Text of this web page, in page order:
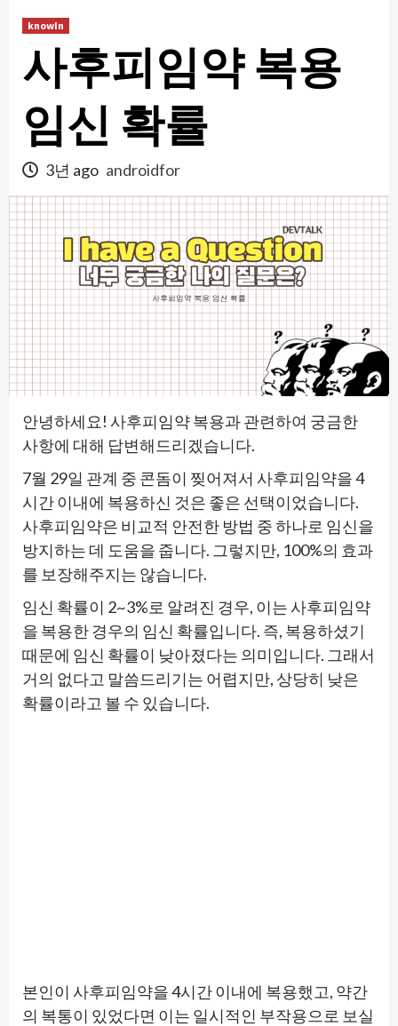
knowIn
사후피임약 복용
임신 확률
3년 ago androidfor
안녕하세요! 사후피임약 복용과 관련하여 궁금한
사항에 대해 답변해드리겠습니다.
7월 29일 관계 중 콘돔이 찢어져서 사후피임약을 4
시간 이내에 복용하신 것은 좋은 선택이었습니다.
사후피임약은 비교적 안전한 방법 중 하나로 임신을
방지하는 데 도움을 줍니다. 그렇지만, 100%의 효과
를 보장해주지는 않습니다.
임신 확률이 2~3%로 알려진 경우, 이는 사후피임약
을 복용한 경우의 임신 확률입니다. 즉, 복용하셨기
때문에 임신 확률이 낮아졌다는 의미입니다. 그래서
거의 없다고 말씀드리기는 어렵지만, 상당히 낮은
확률이라고 볼 수 있습니다.
본인이 사후피임약을 4시간 이내에 복용했고, 약간
의 복통이 있었다면 이는 일시적인 부작용으로 보실